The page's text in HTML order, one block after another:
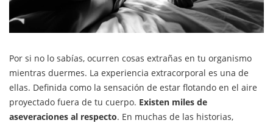
Por si no lo sabías, ocurren cosas extrañas en tu organismo
mientras duermes. La experiencia extracorporal​ es una de
ellas. Definida como la sensación de estar flotando en el aire
proyectado fuera de tu cuerpo. Existen miles de
aseveraciones al respecto. En muchas de las historias,